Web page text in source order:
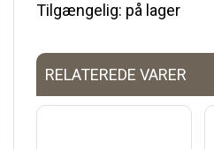
Tilgængelig: på lager
RELATEREDE VARER